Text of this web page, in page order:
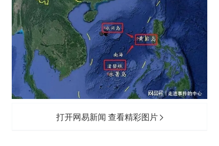
夯实基础开新局
打开网易新闻 查看精彩图片